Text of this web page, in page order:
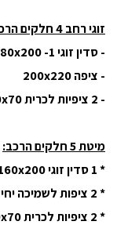
זוגי רחב 4 חלקים הרכב:
- סדין זוגי 180x200 -1
- ציפה 200x220
- 2 ציפיות לכרית 50x70
מיטת 5 חלקים הרכב:
* 1 סדין זוגי 160x200
* 2 ציפות לשמיכה יחיד 150X200
* 2 ציפיות לכרית 50x70